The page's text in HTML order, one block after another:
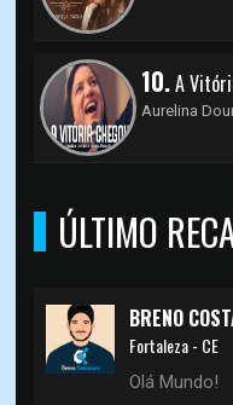
10.A
Aurelina
ÚLTIMO
BRENO
Fortaleza - CE
Olá Mundo!